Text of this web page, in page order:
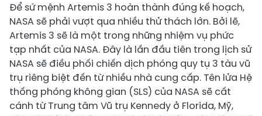
Để sứ mệnh Artemis 3 hoàn thành đúng kế hoạch,
NASA sẽ phải vượt qua nhiều thử thách lớn. Bởi lẽ,
Artemis 3 sẽ là một trong những nhiệm vụ phức
tạp nhất của NASA. Đây là lần đầu tiên trong lịch sử
NASA sẽ điều phối chiến dịch phóng quy tụ 3 tàu vũ
trụ riêng biệt đến từ nhiều nhà cung cấp. Tên lửa Hệ
thống phóng không gian (SLS) của NASA sẽ cất
cánh từ Trung tâm Vũ trụ Kennedy ở Florida, Mỹ,